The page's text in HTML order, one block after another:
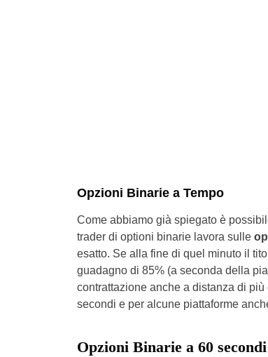
Opzioni Binarie a Tempo
Come abbiamo già spiegato è
trader di optioni binarie lavora sulle
esatto. Se alla fine di quel minuto il
guadagno di 85% (a seconda della
contrattazione anche a distanza di
secondi e per alcune piattaforme
Opzioni Binarie a 60 secondi